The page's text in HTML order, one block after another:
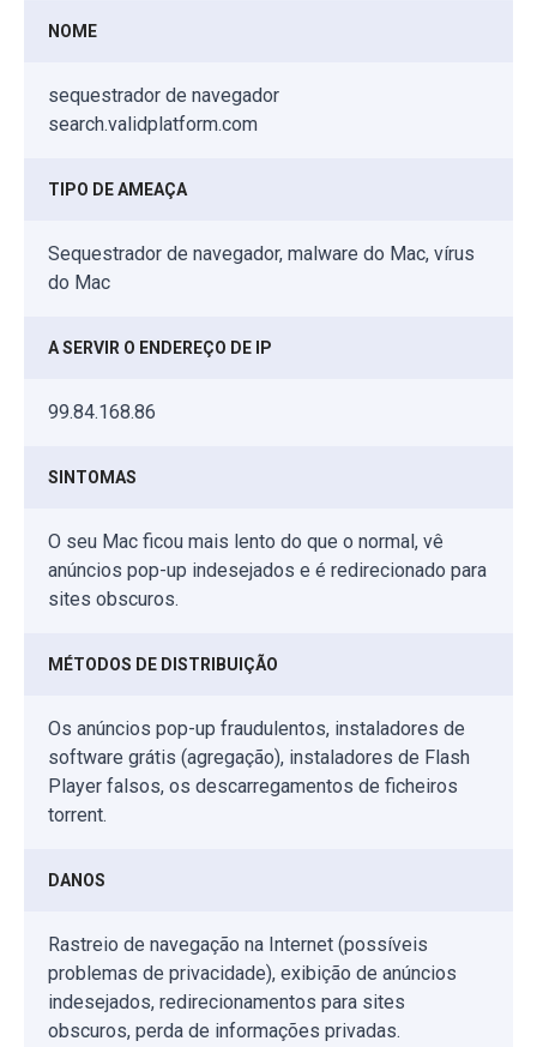
NOME
sequestrador de navegador
search.validplatform.com
TIPO DE AMEAÇA
Sequestrador de navegador, malware do Mac, vírus
do Mac
A SERVIR O ENDEREÇO DE IP
99.84.168.86
SINTOMAS
O seu Mac ficou mais lento do que o normal, vê
anúncios pop-up indesejados e é redirecionado para
sites obscuros.
MÉTODOS DE DISTRIBUIÇÃO
Os anúncios pop-up fraudulentos, instaladores de
software grátis (agregação), instaladores de Flash
Player falsos, os descarregamentos de ficheiros
torrent.
DANOS
Rastreio de navegação na Internet (possíveis
problemas de privacidade), exibição de anúncios
indesejados, redirecionamentos para sites
obscuros, perda de informações privadas.